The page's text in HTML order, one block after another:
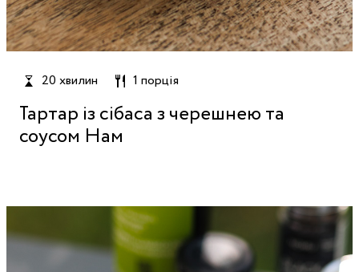
20 хвилин 1 порція
Тартар із сібаса з черешнею та
соусом Нам